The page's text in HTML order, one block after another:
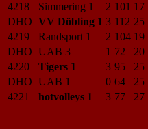
4218
Simmering 1 2 101 17
DHO VV Döbling 1 3 112 25
4219
Randsport 1 2 104 19
DHO UAB 3 1 72 20
4220
Tigers 1 3 95 25
DHO UAB 1 0 64 25
4221
hotvolleys 1 3 77 27